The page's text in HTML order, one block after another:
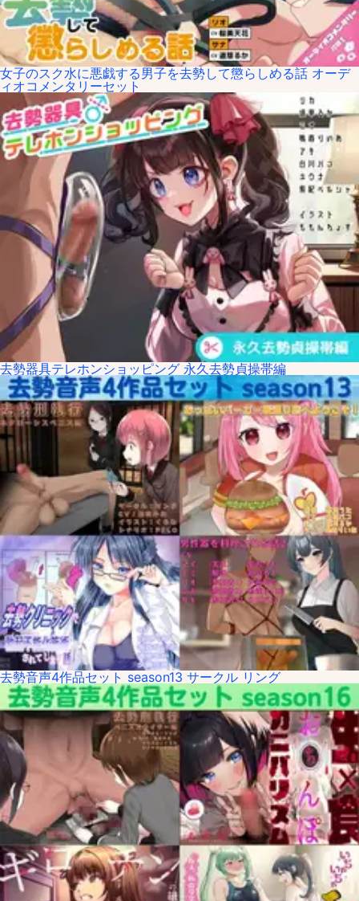
女子のスク水に悪戯する男子を去勢して懲らしめる話 オーデ
ィオコメンタリーセット
去勢器具テレホンショッピング 永久去勢貞操帯編
去勢音声4作品セット season13 サークル リング